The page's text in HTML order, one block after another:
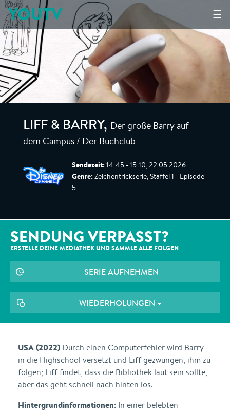
☰
YOUTV
LIFF & BARRY, Der große Barry auf
dem Campus / Der Buchclub
Sendezeit: 14:45 - 15:10, 22.05.2026
Genre: Zeichentrickserie, Staffel 1 - Episode
5
SENDUNG VERPASST?
ERSTELLE DEINE MEDIATHEK UND SAMMLE ALLE FOLGEN
SERIE AUFNEHMEN
WIEDERHOLUNGEN
USA (2022) Durch einen Computerfehler wird Barry
in die Highschool versetzt und Liff gezwungen, ihm zu
folgen; Liff findet, dass die Bibliothek laut sein sollte,
aber das geht schnell nach hinten los.
Hintergrundinformationen: In einer belebten